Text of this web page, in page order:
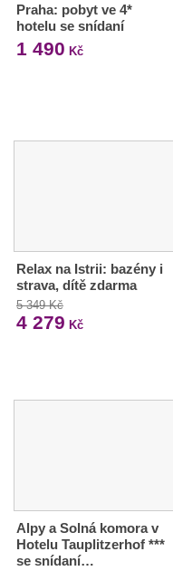
Praha: pobyt ve 4*
hotelu se snídaní
1 490 Kč
Relax na Istrii: bazény i
strava, dítě zdarma
5 349 Kč
4 279 Kč
Alpy a Solná komora v
Hotelu Tauplitzerhof ***
se snídaní…